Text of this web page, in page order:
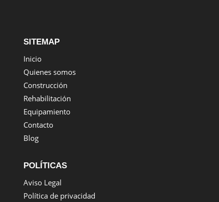
SITEMAP
Inicio
Quienes somos
Construcción
Rehabilitación
Equipamiento
Contacto
Blog
POLÍTICAS
Aviso Legal
Política de privacidad